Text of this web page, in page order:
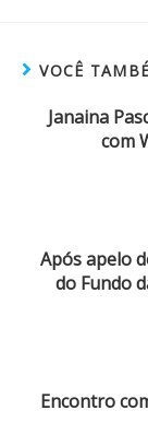
VOCÊ
Janaina
com
Após apelo
do Fundo
Encontro